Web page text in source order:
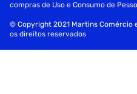
compras de Uso e Consumo de
© Copyright 2021 Martins Comércio
os direitos reservados